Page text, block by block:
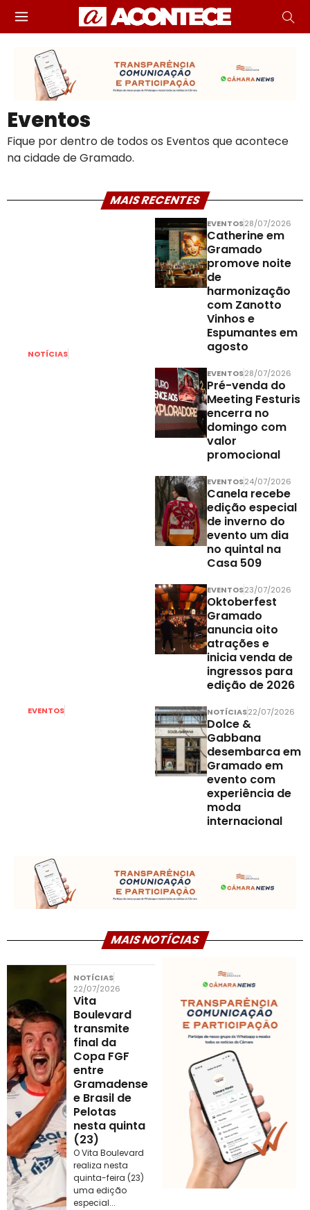
Eventos
Fique por dentro de todos os Eventos que acontece
na cidade de Gramado.
MAIS RECENTES
NOTÍCIAS
EVENTOS
EVENTOS28/07/2026
Catherine em
Gramado
promove noite
de
harmonização
com Zanotto
Vinhos e
Espumantes em
agosto
EVENTOS28/07/2026
Pré-venda do
Meeting Festuris
encerra no
domingo com
valor
promocional
EVENTOS24/07/2026
Canela recebe
edição especial
de inverno do
evento um dia
no quintal na
Casa 509
EVENTOS23/07/2026
Oktoberfest
Gramado
anuncia oito
atrações e
inicia venda de
ingressos para
edição de 2026
NOTÍCIAS22/07/2026
Dolce &
Gabbana
desembarca em
Gramado em
evento com
experiência de
moda
internacional
MAIS NOTÍCIAS
NOTÍCIAS
22/07/2026
Vita
Boulevard
transmite
final da
Copa FGF
entre
Gramadense
e Brasil de
Pelotas
nesta quinta
(23)
O Vita Boulevard
realiza nesta
quinta-feira (23)
uma edição
especial...